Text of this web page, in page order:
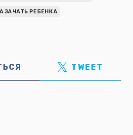
ЗАЧАТЬ РЕБЕНКА
TWEET